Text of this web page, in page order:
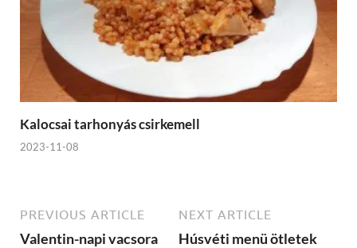
Kalocsai tarhonyás csirkemell
2023-11-08
PREVIOUS ARTICLE
Valentin-napi vacsora
NEXT ARTICLE
Húsvéti menü ötletek